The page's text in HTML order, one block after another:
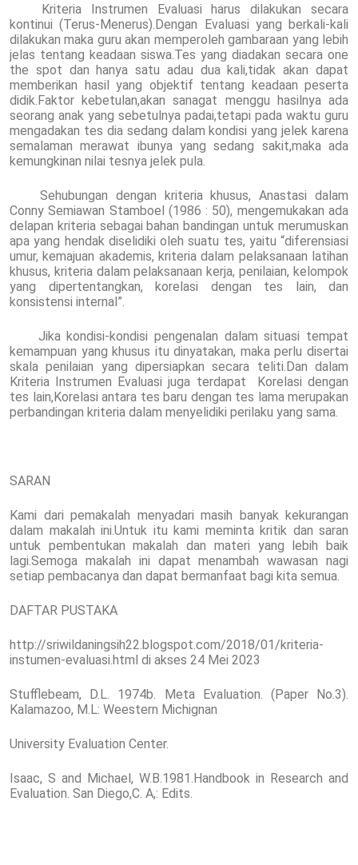
Kriteria Instrumen Evaluasi harus dilakukan secara
kontinui (Terus-Menerus).Dengan Evaluasi yang berkali-kali
dilakukan maka guru akan memperoleh gambaraan yang lebih
jelas tentang keadaan siswa.Tes yang diadakan secara one
the spot dan hanya satu adau dua kali,tidak akan dapat
memberikan hasil yang objektif tentang keadaan peserta
didik.Faktor kebetulan,akan sanagat menggu hasilnya ada
seorang anak yang sebetulnya padai,tetapi pada waktu guru
mengadakan tes dia sedang dalam kondisi yang jelek karena
semalaman merawat ibunya yang sedang sakit,maka ada
kemungkinan nilai tesnya jelek pula.
Sehubungan dengan kriteria khusus, Anastasi dalam
Conny Semiawan Stamboel (1986 : 50), mengemukakan ada
delapan kriteria sebagai bahan bandingan untuk merumuskan
apa yang hendak diselidiki oleh suatu tes, yaitu “diferensiasi
umur, kemajuan akademis, kriteria dalam pelaksanaan latihan
khusus, kriteria dalam pelaksanaan kerja, penilaian, kelompok
yang dipertentangkan, korelasi dengan tes lain, dan
konsistensi internal”.
Jika kondisi-kondisi pengenalan dalam situasi tempat
kemampuan yang khusus itu dinyatakan, maka perlu disertai
skala penilaian yang dipersiapkan secara teliti.Dan dalam
Kriteria Instrumen Evaluasi juga terdapat Korelasi dengan
tes lain,Korelasi antara tes baru dengan tes lama merupakan
perbandingan kriteria dalam menyelidiki perilaku yang sama.
SARAN
Kami dari pemakalah menyadari masih banyak kekurangan
dalam makalah ini.Untuk itu kami meminta kritik dan saran
untuk pembentukan makalah dan materi yang lebih baik
lagi.Semoga makalah ini dapat menambah wawasan nagi
setiap pembacanya dan dapat bermanfaat bagi kita semua.
DAFTAR PUSTAKA
http://sriwildaningsih22.blogspot.com/2018/01/kriteria-
instumen-evaluasi.html di akses 24 Mei 2023
Stufflebeam, D.L. 1974b. Meta Evaluation. (Paper No.3).
Kalamazoo, M.L: Weestern Michignan
University Evaluation Center.
Isaac, S and Michael, W.B.1981.Handbook in Research and
Evaluation. San Diego,C. A,: Edits.